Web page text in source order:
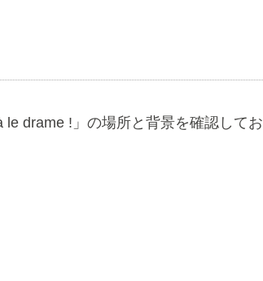
le drame !」の場所と背景を確認してお